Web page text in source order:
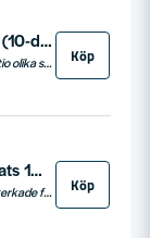
Milwaukee Skruvmejselset 3 (10-delar)
Milwaukee skruvmejselset innehållande tio olika skruvmejslar. Dessa skruvmejslar har bekvämt Tri-Lobe-handtag optimerat för maximal användarkomfort och applikationer med högt vridmoment. Härdade magnetiska spetsar för maximalt fäste och hållbarhet. Köp
Milwaukee Shockwave Bitssats 10-delar Impact 50mm
Milwaukee Shockwave bits är specialtillverkade för att tåla den höga belastningen från slagskruvdragare. Dessa 50 mm långa bits kommer förpackade i en praktisk bitshållare med karbinhake, perfekt för att hänga i bältet eller byxorna. Shockwave-serien är idealisk för heavy duty applikationer och erbjuder en omfattande lösning för alla borr- och fästningsbehov. Köp